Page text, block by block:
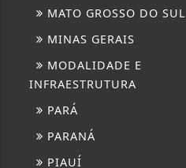
MATO GROSSO DO SUL
MINAS GERAIS
MODALIDADE E
INFRAESTRUTURA
PARÁ
PARANÁ
PIAUÍ